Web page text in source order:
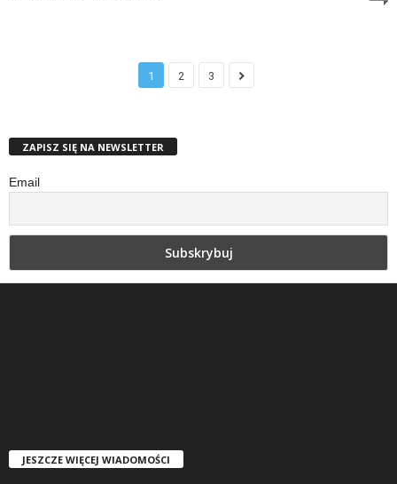
1 2 3
ZAPISZ SIĘ NA NEWSLETTER
Email
JESZCZE WIĘCEJ WIADOMOŚCI